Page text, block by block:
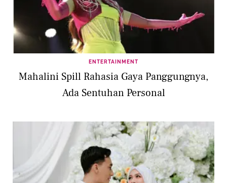
ENTERTAINMENT
Mahalini Spill Rahasia Gaya Panggungnya,
Ada Sentuhan Personal